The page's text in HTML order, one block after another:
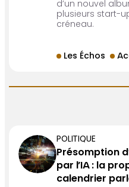
d’un nouvel
plusieurs start-
créneau.
Les Échos
POLITIQUE
Présomption
par l’IA : la
calendrier